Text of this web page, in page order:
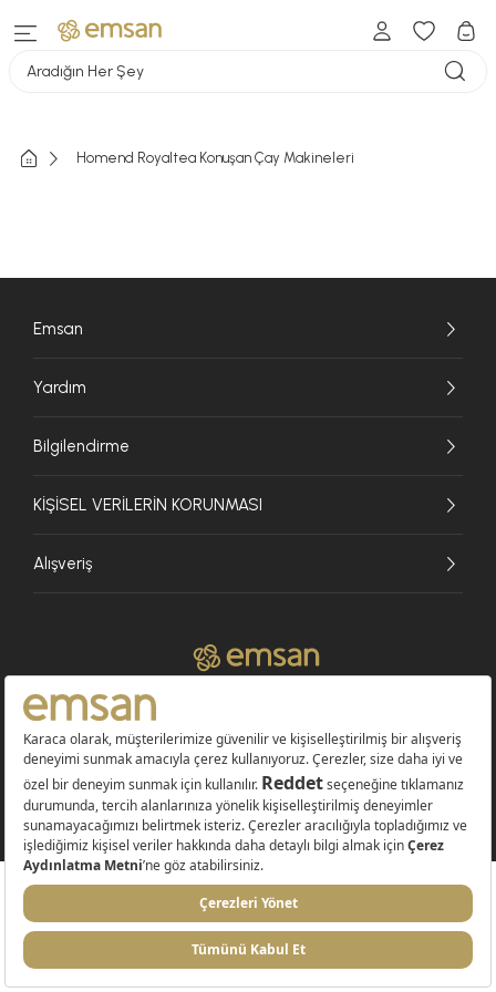
Aradığın Her Şey
Homend Royaltea Konuşan Çay Makineleri
Emsan
Yardım
Bilgilendirme
KİŞİSEL VERİLERİN KORUNMASI
Alışveriş
© 2026 EMSAN A.Ş. Tüm Hakları Saklıdır